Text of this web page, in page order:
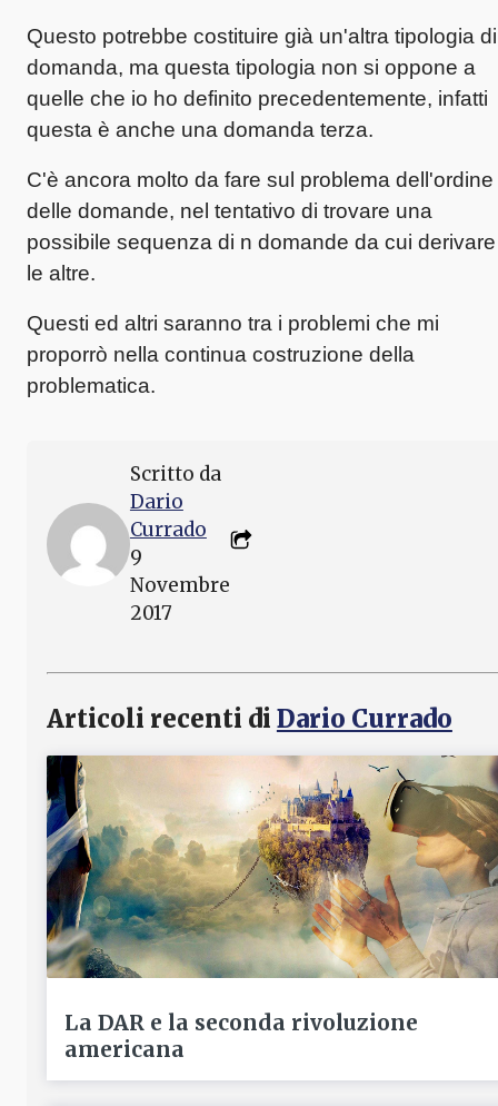
Questo potrebbe costituire già un'altra tipologia di
domanda, ma questa tipologia non si oppone a
quelle che io ho definito precedentemente, infatti
questa è anche una domanda terza.
C'è ancora molto da fare sul problema dell'ordine
delle domande, nel tentativo di trovare una
possibile sequenza di n domande da cui derivare
le altre.
Questi ed altri saranno tra i problemi che mi
proporrò nella continua costruzione della
problematica.
Scritto da
Dario
Currado
9
Novembre
2017
Articoli recenti di Dario Currado
La DAR e la seconda rivoluzione
americana